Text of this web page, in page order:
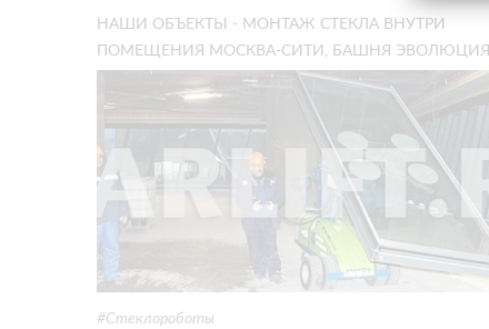
НАШИ ОБЪЕКТЫ - МОНТАЖ СТЕКЛА ВНУТРИ
ПОМЕЩЕНИЯ МОСКВА-СИТИ, БАШНЯ ЭВОЛЮЦИЯ
Стеклороботы